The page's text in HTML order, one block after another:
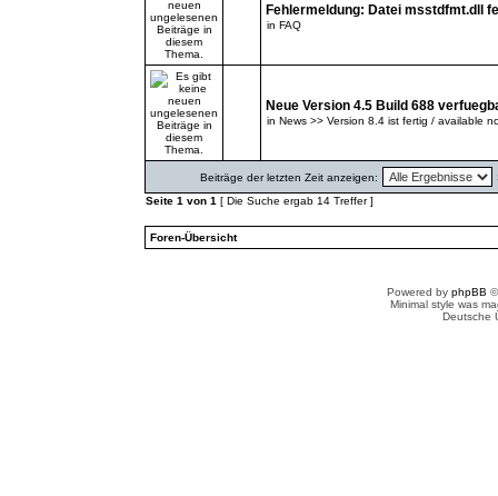
Fehlermeldung: Datei msstdfmt.dll
in FAQ
Neue Version 4.5 Build 688
in News >> Version 8.4 ist fertig / available
Beiträge der letzten Zeit anzeigen:
Seite 1 von 1 [ Die Suche ergab 14 Treffer ]
Foren-Übersicht
Powered by phpBB
Minimal style was
Deutsche